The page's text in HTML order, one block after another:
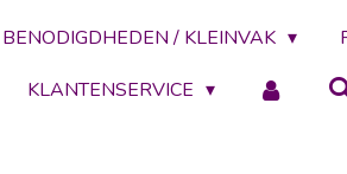
BENODIGDHEDEN / KLEINVAK
KLANTENSERVICE